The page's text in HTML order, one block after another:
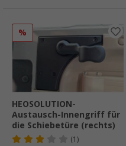
%
HEOSOLUTION-
Austausch-Innengriff für
die Schiebetüre (rechts)
(1)